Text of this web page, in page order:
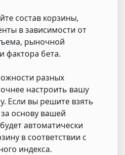
состав корзины,
в зависимости от
рыночной
фактора бета.
разных
настроить вашу
Если вы решите взять
основу вашей
автоматически
в соответствии с
индекса.